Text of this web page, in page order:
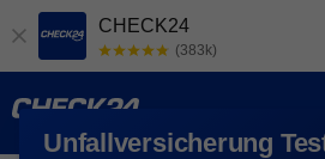
CHECK24
(383k)
Unfallversicherung